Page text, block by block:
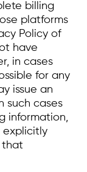
billing
platforms
Policy of
have
in cases
for any
issue an
such cases
information,
explicitly
that